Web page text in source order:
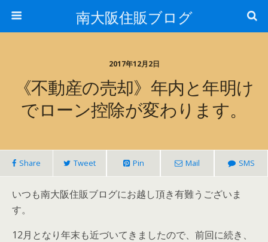
南大阪住販ブログ
2017年12月2日
《不動産の売却》年内と年明け
でローン控除が変わります。
Share Tweet Pin Mail SMS
いつも南大阪住販ブログにお越し頂き有難うございま
す。
12月となり年末も近づいてきましたので、前回に続き、